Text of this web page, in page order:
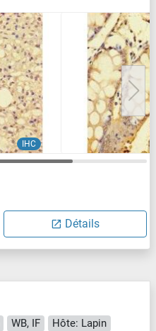
IHC
Détails
WB, IF
Hôte: Lapin